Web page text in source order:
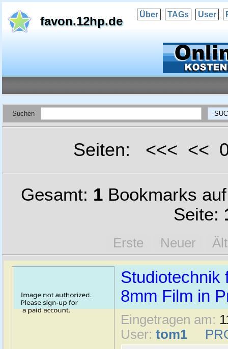
favon.12hp.de Über TAGs User
Suchen
Seiten: <<< <<
Gesamt: 1Bookmarks
Seite:
Erste Neuer
Studiotechnik
8mm Film in
Eingetragen am:
User: tom1